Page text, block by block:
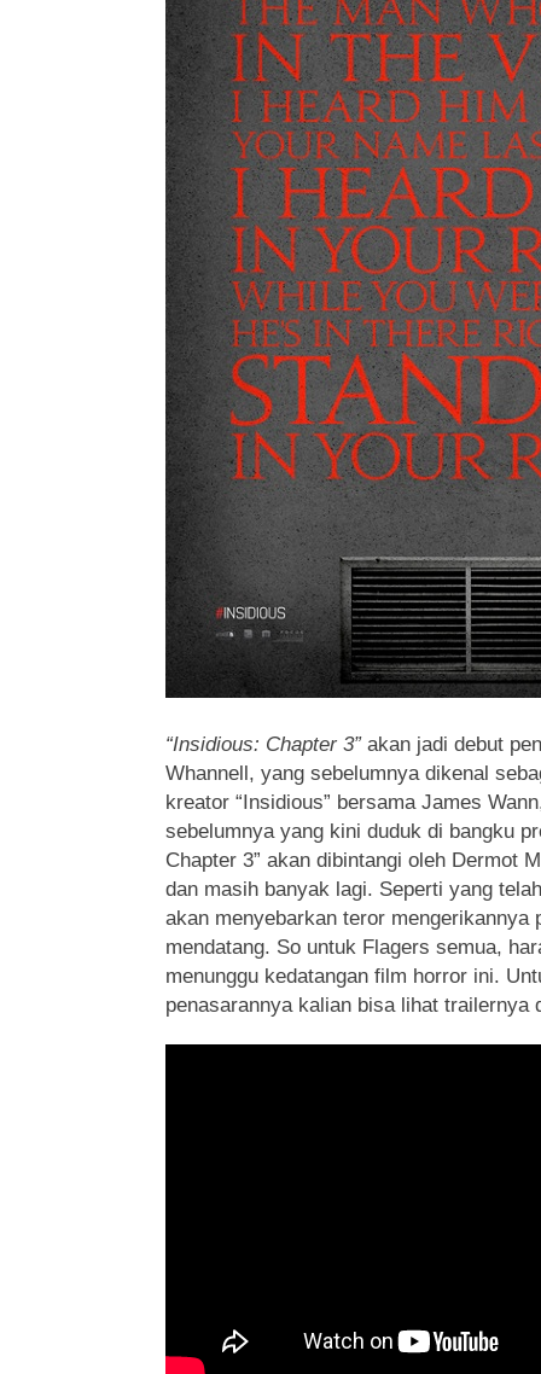
“Insidious: Chapter 3”akan jadi debut
Whannell, yang sebelumnya dikenal
kreator “Insidious” bersama James
sebelumnya yang kini duduk di bangku
Chapter 3” akan dibintangi oleh Dermot
dan masih banyak lagi. Seperti yang
akan menyebarkan teror mengerikannya
mendatang. So untuk Flagers semua,
menunggu kedatangan film horror ini.
penasarannya kalian bisa lihat trailernya